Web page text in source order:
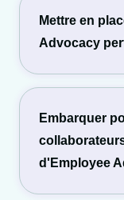
Mettre en
Advocacy
Embarquer
d'Employee